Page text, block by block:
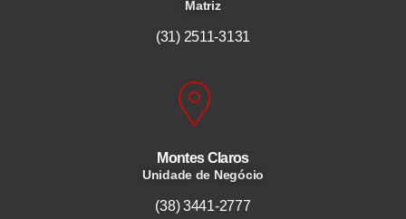
Matriz
(31) 2511-3131
Montes Claros
Unidade de Negócio
(38) 3441-2777